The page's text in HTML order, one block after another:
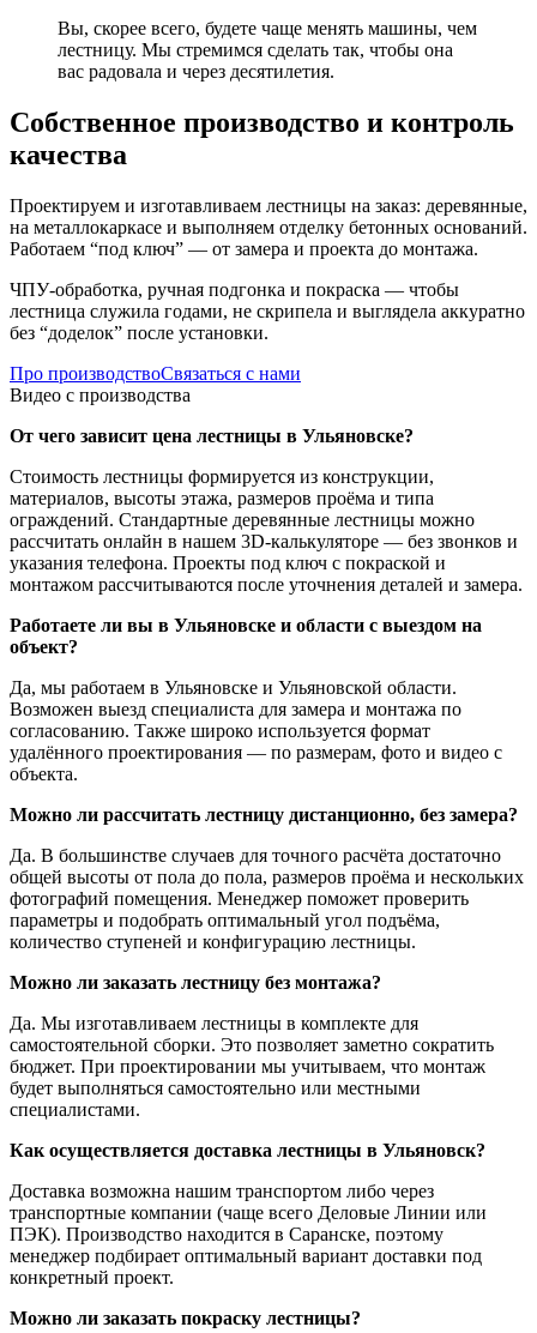
Вы, скорее всего, будете чаще менять машины, чем
лестницу. Мы стремимся сделать так, чтобы она
вас радовала и через десятилетия.
Собственное производство и контроль
качества
Проектируем и изготавливаем лестницы на заказ: деревянные,
на металлокаркасе и выполняем отделку бетонных оснований.
Работаем “под ключ” — от замера и проекта до монтажа.
ЧПУ-обработка, ручная подгонка и покраска — чтобы
лестница служила годами, не скрипела и выглядела аккуратно
без “доделок” после установки.
Про производствоСвязаться с нами
Видео с производства
От чего зависит цена лестницы в Ульяновске?
Стоимость лестницы формируется из конструкции,
материалов, высоты этажа, размеров проёма и типа
ограждений. Стандартные деревянные лестницы можно
рассчитать онлайн в нашем 3D-калькуляторе — без звонков и
указания телефона. Проекты под ключ с покраской и
монтажом рассчитываются после уточнения деталей и замера.
Работаете ли вы в Ульяновске и области с выездом на
объект?
Да, мы работаем в Ульяновске и Ульяновской области.
Возможен выезд специалиста для замера и монтажа по
согласованию. Также широко используется формат
удалённого проектирования — по размерам, фото и видео с
объекта.
Можно ли рассчитать лестницу дистанционно, без замера?
Да. В большинстве случаев для точного расчёта достаточно
общей высоты от пола до пола, размеров проёма и нескольких
фотографий помещения. Менеджер поможет проверить
параметры и подобрать оптимальный угол подъёма,
количество ступеней и конфигурацию лестницы.
Можно ли заказать лестницу без монтажа?
Да. Мы изготавливаем лестницы в комплекте для
самостоятельной сборки. Это позволяет заметно сократить
бюджет. При проектировании мы учитываем, что монтаж
будет выполняться самостоятельно или местными
специалистами.
Как осуществляется доставка лестницы в Ульяновск?
Доставка возможна нашим транспортом либо через
транспортные компании (чаще всего Деловые Линии или
ПЭК). Производство находится в Саранске, поэтому
менеджер подбирает оптимальный вариант доставки под
конкретный проект.
Можно ли заказать покраску лестницы?